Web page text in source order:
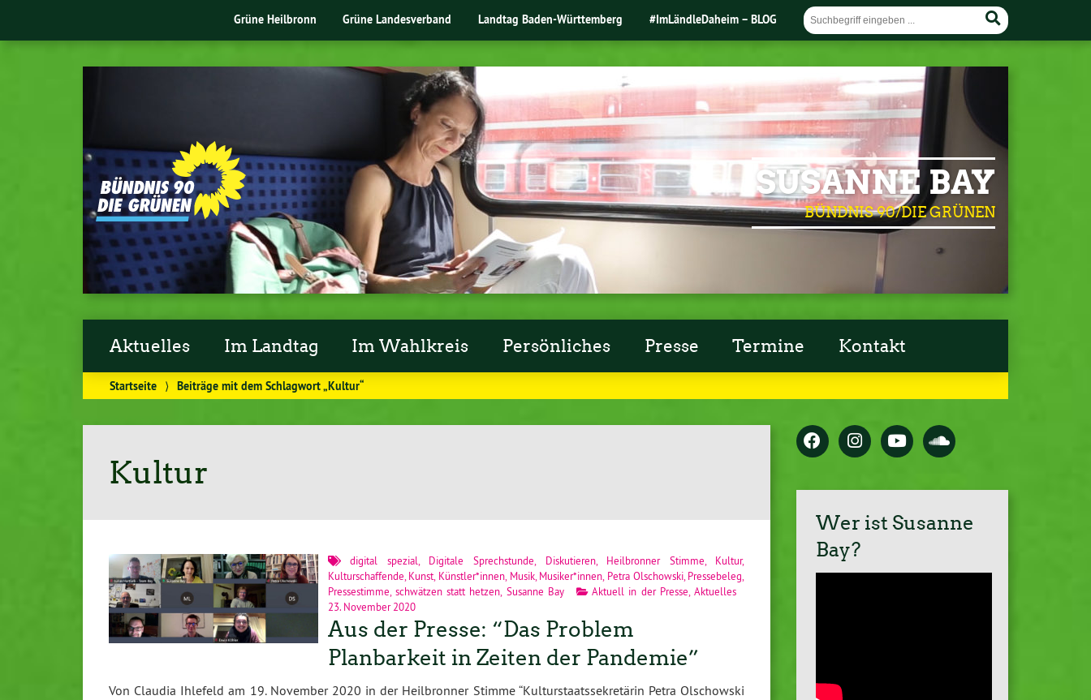
Grüne Heilbronn Grüne Landesverband Landtag Baden-Württemberg #ImLändleDaheim – BLOG
SUSANNE BAY
BÜNDNIS 90/DIE GRÜNEN
Aktuelles Im Landtag Im Wahlkreis Persönliches Presse Termine Kontakt
Startseite ⟩ Beiträge mit dem Schlagwort „Kultur“
Kultur
digital spezial Digitale Sprechstunde Diskutieren, Heilbronner Stimme Kultur,
Kulturschaffende Kunst Künstler*innen, Musik, Musiker*innen Petra Olschowski, Pressebeleg
Pressestimme schwätzen statt hetzen Susanne Bay Aktuell in der Presse ,Aktuelles
23. November 2020
Aus der Presse: “Das Problem
Planbarkeit in Zeiten der Pandemie”
Von Claudia Ihlefeld am 19. November 2020 in der Heilbronner Stimme “Kulturstaatssekretärin Petra Olschowski
Wer ist Susanne
Bay?